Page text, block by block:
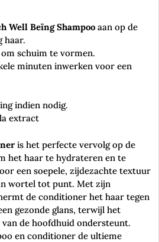
Well Beïng Shampooaan op de
haar.
schuim te vormen.
minuten inwerken voor een
indien nodig.
extract
is het perfecte vervolg op de
het haar te hydrateren en te
een soepele, zijdezachte textuur
wortel tot punt. Met zijn
de conditioner het haar tegen
gezonde glans, terwijl het
de hoofdhuid ondersteunt.
en conditioner de ultieme